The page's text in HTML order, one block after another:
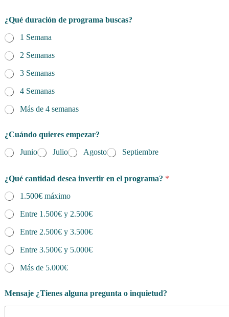
¿Qué duración de programa buscas?
1 Semana
2 Semanas
3 Semanas
4 Semanas
Más de 4 semanas
¿Cuándo quieres empezar?
Junio
Julio Agosto Septiembre
¿Qué cantidad desea invertir en el programa? *
1.500€ máximo
Entre 1.500€ y 2.500€
Entre 2.500€ y 3.500€
Entre 3.500€ y 5.000€
Más de 5.000€
Mensaje ¿Tienes alguna pregunta o inquietud?